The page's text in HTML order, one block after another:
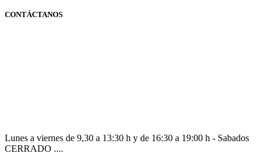
CONTÁCTANOS
Lunes a viernes de 9,30 a 13:30 h y de 16:30 a 19:00 h - Sabados
CERRADO ....